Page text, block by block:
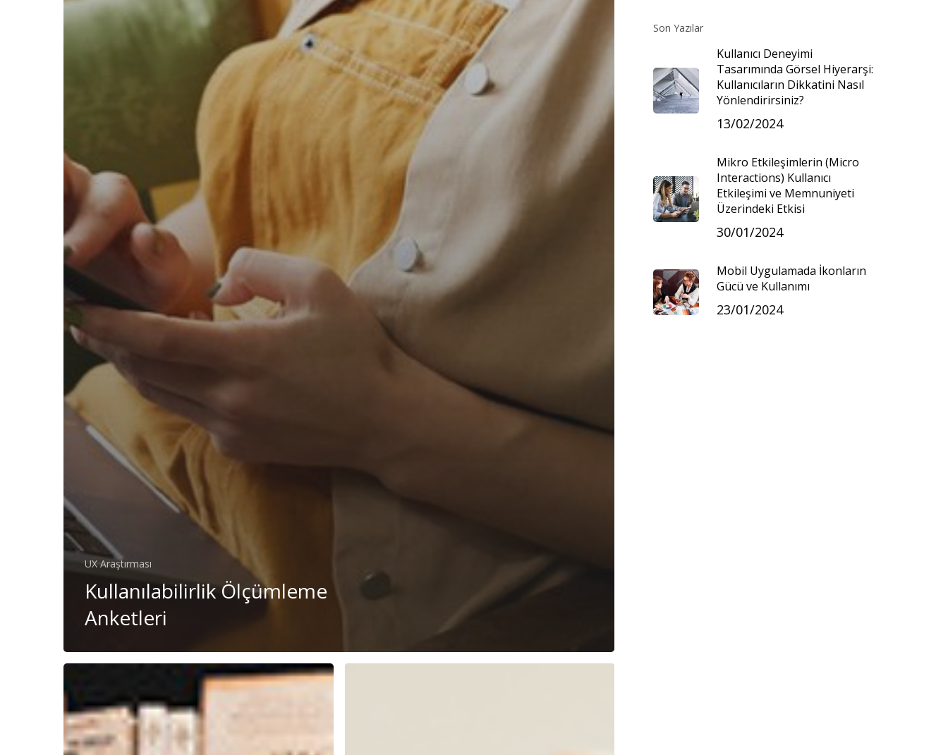
UX Araştırması
Kullanılabilirlik Ölçümleme
Anketleri
Araştırmaları
İçin
Katılımcı
Son Yazılar
Kullanıcı Deneyimi
Tasarımında Görsel Hiyerarşi:
Kullanıcıların Dikkatini Nasıl
Yönlendirirsiniz?
13/02/2024
Mikro Etkileşimlerin (Micro
Interactions) Kullanıcı
Etkileşimi ve Memnuniyeti
Üzerindeki Etkisi
30/01/2024
Mobil Uygulamada İkonların
Gücü ve Kullanımı
23/01/2024